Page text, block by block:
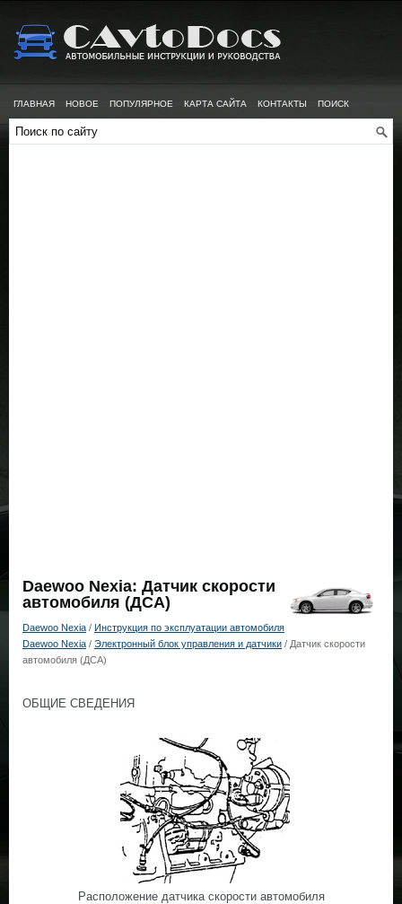
ГЛАВНАЯ НОВОЕ ПОПУЛЯРНОЕ КАРТА САЙТА КОНТАКТЫ ПОИСК
Daewoo Nexia: Датчик скорости
автомобиля (ДСА)
Daewoo Nexia / Инструкция по эксплуатации автомобиля
Daewoo Nexia / Электронный блок управления и датчики / Датчик скорости
автомобиля (ДСА)
ОБЩИЕ СВЕДЕНИЯ
Расположение датчика скорости автомобиля